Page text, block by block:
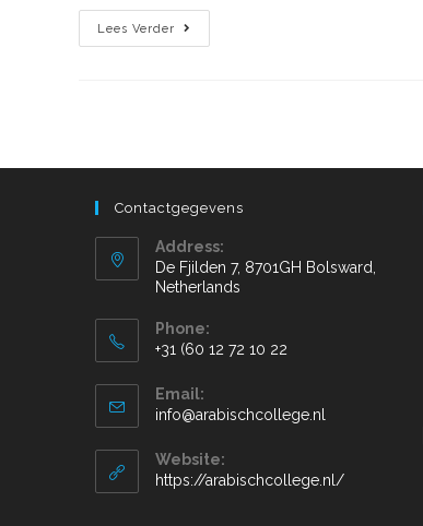
Lees Verder
Contactgegevens
Address:
De Fjilden 7, 8701GH Bolsward,
Netherlands
Phone:
+31 (60 12 72 10 22
Email:
info@arabischcollege.nl
Website:
https://arabischcollege.nl/